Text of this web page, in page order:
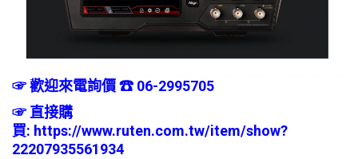
☞ 歡迎來電詢價 ☎ 06-2995705
☞直接購
買: https://www.ruten.com.tw/item/show?
22207935561934